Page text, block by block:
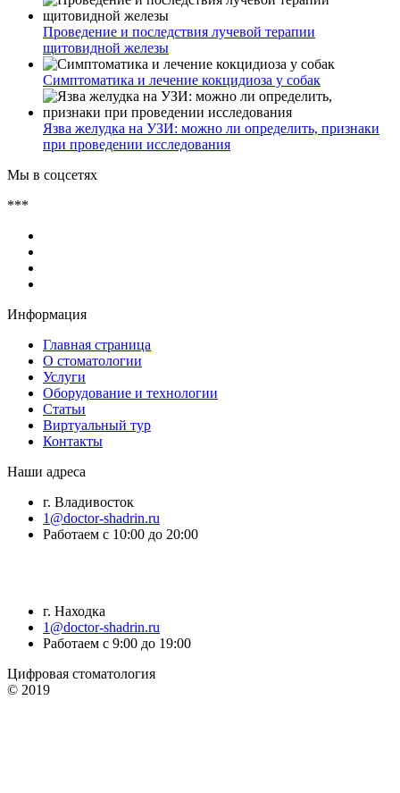
Проведение и последствия лучевой терапии
щитовидной железы
Симптоматика и лечение кокцидиоза у собак
Язва желудка на УЗИ: можно ли определить, признаки
при проведении исследования
Мы в соцсетях
***
Информация
Главная страница
О стоматологии
Услуги
Оборудование и технологии
Статьи
Виртуальный тур
Контакты
Наши адреса
г. Владивосток
1@doctor-shadrin.ru
Работаем с 10:00 до 20:00
г. Находка
1@doctor-shadrin.ru
Работаем с 9:00 до 19:00
Цифровая стоматология
© 2019